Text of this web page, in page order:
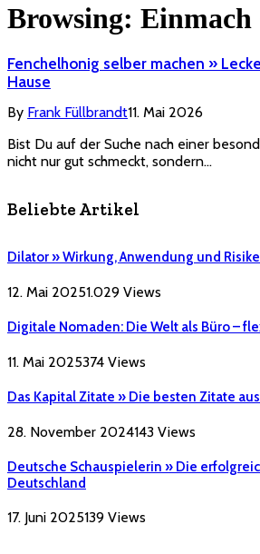
Browsing: Einmach
Fenchelhonig selber machen »
Hause
By Frank Füllbrandt11. Mai 2026
Bist Du auf der Suche nach einer
nicht nur gut schmeckt, sondern…
Beliebte Artikel
Dilator » Wirkung, Anwendung und
12. Mai 20251.029 Views
Digitale Nomaden: Die Welt als Büro –
11. Mai 2025374 Views
Das Kapital Zitate » Die besten Zitate
28. November 2024143 Views
Deutsche Schauspielerin » Die
Deutschland
17. Juni 2025139 Views